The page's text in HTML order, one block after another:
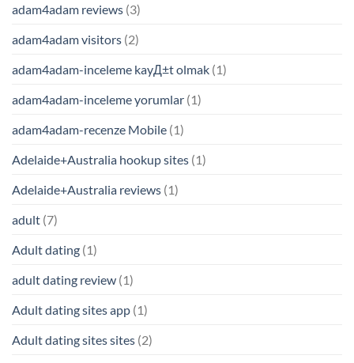
adam4adam reviews (3)
adam4adam visitors (2)
adam4adam-inceleme kayД±t olmak (1)
adam4adam-inceleme yorumlar (1)
adam4adam-recenze Mobile (1)
Adelaide+Australia hookup sites (1)
Adelaide+Australia reviews (1)
adult (7)
Adult dating (1)
adult dating review (1)
Adult dating sites app (1)
Adult dating sites sites (2)